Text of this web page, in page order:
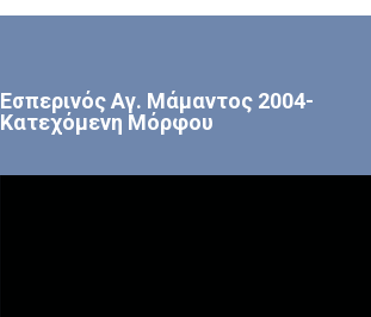
Εσπερινός Αγ. Μάμαντος 2004-
Κατεχόμενη Μόρφου